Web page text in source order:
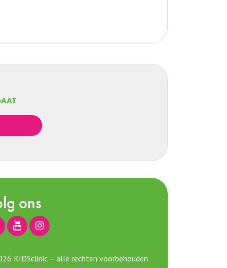
ons
KIDSclinic – alle rechten voorbehouden